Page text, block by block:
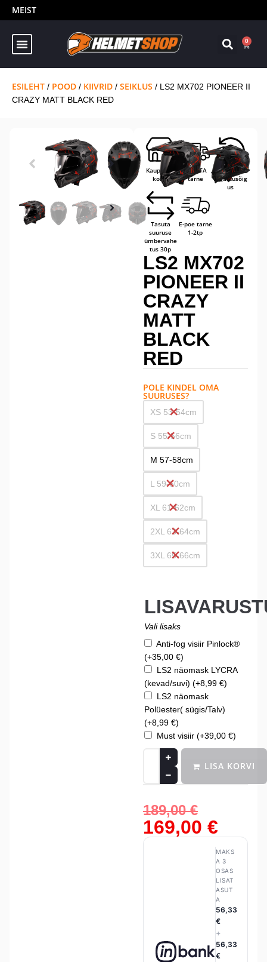
MEIST
0
ESILEHT / POOD / KIIVRID / SEIKLUS / LS2 MX702 PIONEER II
CRAZY MATT BLACK RED
Kaupluses
kohal
TASUTA
tarne
14-päevane
tagastusõig
us
Tasuta
suuruse
ümbervahe
tus 30p
E-poe tarne
1-2tp
LS2 MX702
PIONEER II
CRAZY
MATT
BLACK
RED
POLE KINDEL OMA
SUURUSES?
XS 53-54cm
S 55-56cm
M 57-58cm
L 59-60cm
XL 61-62cm
2XL 63-64cm
3XL 65-66cm
Vali lisaks
Anti-fog visiir Pinlock®
(+35,00 €)
LS2 näomask LYCRA
(kevad/suvi) (+8,99 €)
LS2 näomask
Polüester( sügis/Talv)
(+8,99 €)
Must visiir (+39,00 €)
LISA KORVI
189,00€
169,00 €
MAKS
A 3
OSAS
LISAT
ASUT
A
56,33
€
+
56,33
€